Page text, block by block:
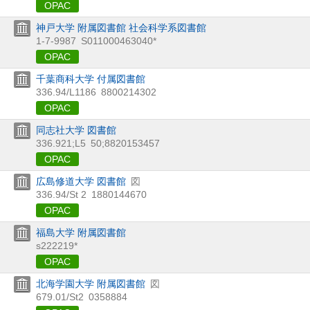
OPAC
神戸大学 附属図書館 社会科学系図書館
1-7-9987 S011000463040*
OPAC
千葉商科大学 付属図書館
336.94/L1186 8800214302
OPAC
同志社大学 図書館
336.921;L5 50;8820153457
OPAC
広島修道大学 図書館 図
336.94/St 2 1880144670
OPAC
福島大学 附属図書館
s222219*
OPAC
北海学園大学 附属図書館 図
679.01/St2 0358884